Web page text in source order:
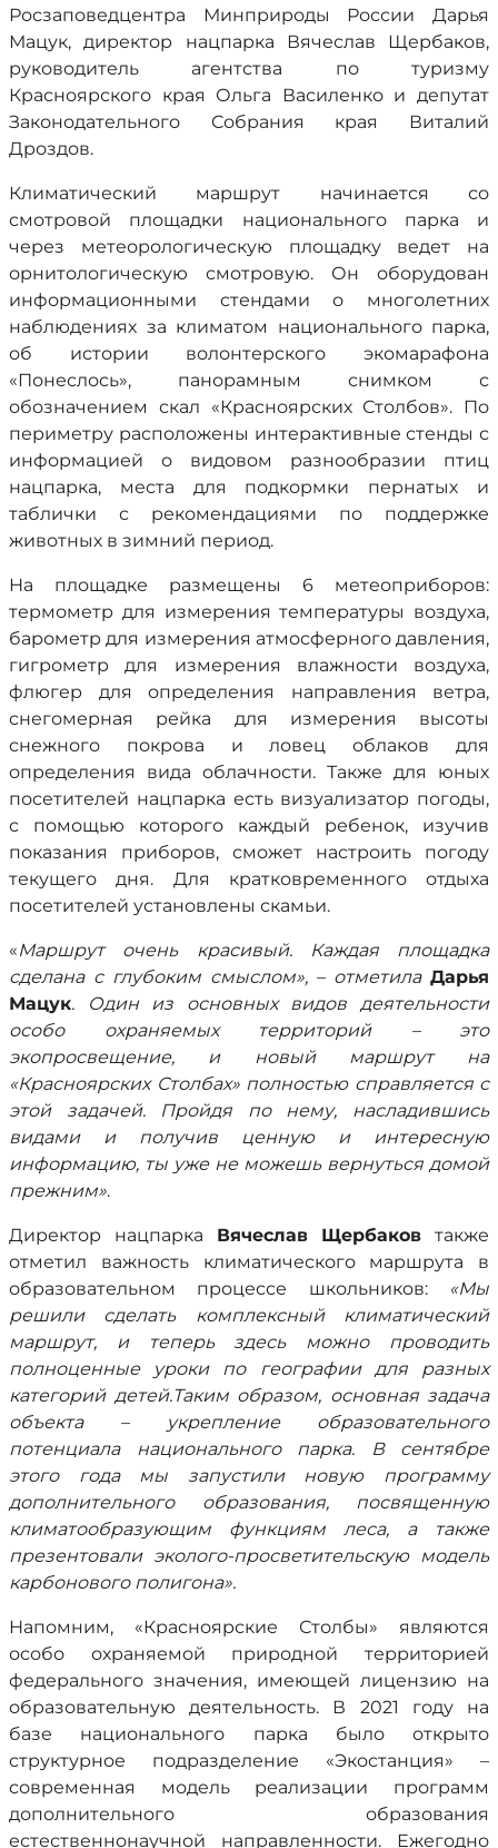
Росзаповедцентра Минприроды России Дарья
Мацук, директор нацпарка Вячеслав Щербаков,
руководитель агентства по туризму
Красноярского края Ольга Василенко и депутат
Законодательного Собрания края Виталий
Дроздов.
Климатический маршрут начинается со
смотровой площадки национального парка и
через метеорологическую площадку ведет на
орнитологическую смотровую. Он оборудован
информационными стендами о многолетних
наблюдениях за климатом национального парка,
об истории волонтерского экомарафона
«Понеслось», панорамным снимком с
обозначением скал «Красноярских Столбов». По
периметру расположены интерактивные стенды с
информацией о видовом разнообразии птиц
нацпарка, места для подкормки пернатых и
таблички с рекомендациями по поддержке
животных в зимний период.
На площадке размещены 6 метеоприборов:
термометр для измерения температуры воздуха,
барометр для измерения атмосферного давления,
гигрометр для измерения влажности воздуха,
флюгер для определения направления ветра,
снегомерная рейка для измерения высоты
снежного покрова и ловец облаков для
определения вида облачности. Также для юных
посетителей нацпарка есть визуализатор погоды,
с помощью которого каждый ребенок, изучив
показания приборов, сможет настроить погоду
текущего дня. Для кратковременного отдыха
посетителей установлены скамьи.
«Маршрут очень красивый. Каждая площадка
сделана с глубоким смыслом», – отметила Дарья
Мацук. Один из основных видов деятельности
особо охраняемых территорий – это
экопросвещение, и новый маршрут на
«Красноярских Столбах» полностью справляется с
этой задачей. Пройдя по нему, насладившись
видами и получив ценную и интересную
информацию, ты уже не можешь вернуться домой
прежним».
Директор нацпарка Вячеслав Щербаков также
отметил важность климатического маршрута в
образовательном процессе школьников:
«Мы
решили сделать комплексный климатический
маршрут, и теперь здесь можно проводить
полноценные уроки по географии для разных
категорий детей.Таким образом, основная задача
объекта – укрепление образовательного
потенциала национального парка. В сентябре
этого года мы запустили новую программу
дополнительного образования, посвященную
климатообразующим функциям леса, а также
презентовали эколого-просветительскую модель
карбонового полигона».
Напомним, «Красноярские Столбы» являются
особо охраняемой природной территорией
федерального значения, имеющей лицензию на
образовательную деятельность. В 2021 году на
базе национального парка было открыто
структурное подразделение «Экостанция» –
современная модель реализации программ
дополнительного образования
естественнонаучной направленности. Ежегодно